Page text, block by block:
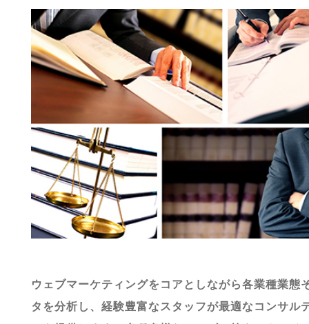
ウェブマーケティングをコアとしながら各業種業態
タを分析し、経験豊富なスタッフが最適なコンサル